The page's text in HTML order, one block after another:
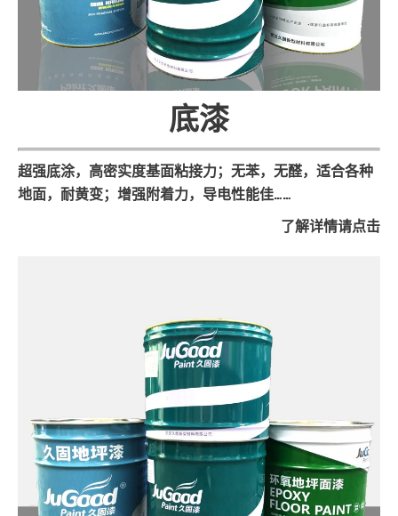
底漆
超强底涂，高密实度基面粘接力；无苯，无醛，适合各种
地面，耐黄变；增强附着力，导电性能佳……
了解详情请点击